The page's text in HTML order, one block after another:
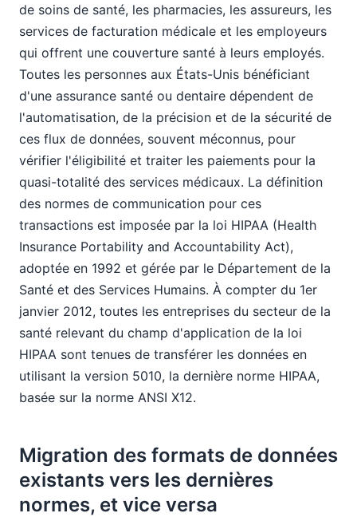
de soins de santé, les pharmacies, les assureurs, les
services de facturation médicale et les employeurs
qui offrent une couverture santé à leurs employés.
Toutes les personnes aux États-Unis bénéficiant
d'une assurance santé ou dentaire dépendent de
l'automatisation, de la précision et de la sécurité de
ces flux de données, souvent méconnus, pour
vérifier l'éligibilité et traiter les paiements pour la
quasi-totalité des services médicaux. La définition
des normes de communication pour ces
transactions est imposée par la loi HIPAA (Health
Insurance Portability and Accountability Act),
adoptée en 1992 et gérée par le Département de la
Santé et des Services Humains. À compter du 1er
janvier 2012, toutes les entreprises du secteur de la
santé relevant du champ d'application de la loi
HIPAA sont tenues de transférer les données en
utilisant la version 5010, la dernière norme HIPAA,
basée sur la norme ANSI X12.
Migration des formats de données
existants vers les dernières
normes, et vice versa